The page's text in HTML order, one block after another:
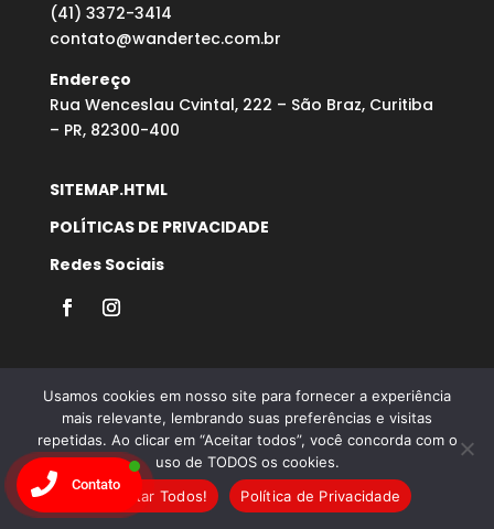
(41) 3372-3414
contato@wandertec.com.br
Endereço
Rua Wenceslau Cvintal, 222 – São Braz, Curitiba
– PR, 82300-400
SITEMAP.HTML
POLÍTICAS DE PRIVACIDADE
Redes Sociais
Desenvolvido por Agência Microsenior | Websites e
Posicionamento Google
Usamos cookies em nosso site para fornecer a experiência
mais relevante, lembrando suas preferências e visitas
repetidas. Ao clicar em “Aceitar todos”, você concorda com o
uso de TODOS os cookies.
Aceitar Todos!
Política de Privacidade
Contato